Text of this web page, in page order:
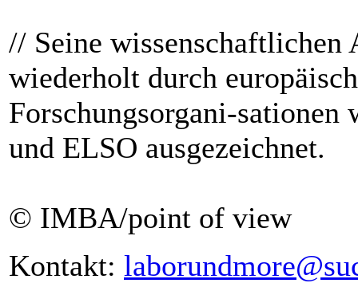
// Seine wissenschaftlichen
wiederholt durch
Forschungsorgani-
und ELSO ausgezeichnet.
© IMBA/point of view
Kontakt: